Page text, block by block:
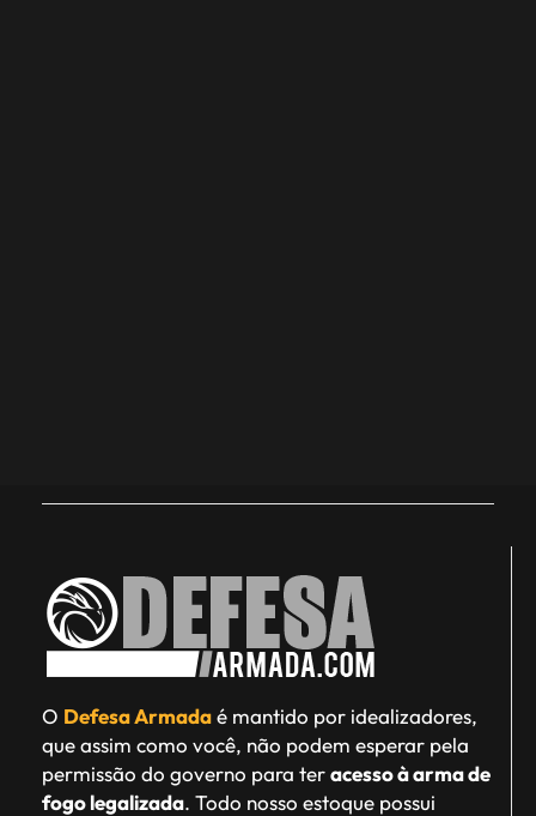
O Defesa Armadaé mantido por idealizadores,
que assim como você, não podem esperar pela
permissão do governo para teracesso à arma de
fogo legalizada. Todo nosso estoque possui